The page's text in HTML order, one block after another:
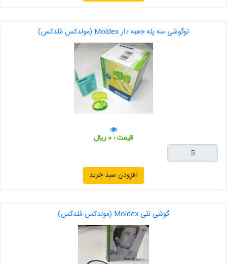
توگوشی سه پله جعبه دار Moldex (مولدکس مُلدکس)
قیمت : 0 ریال
افزودن سبد خرید
گوشی تلی Moldex (مولدکس مُلدکس)